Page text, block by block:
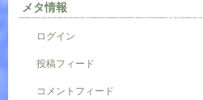
メタ情報
ログイン
投稿フィード
コメントフィード